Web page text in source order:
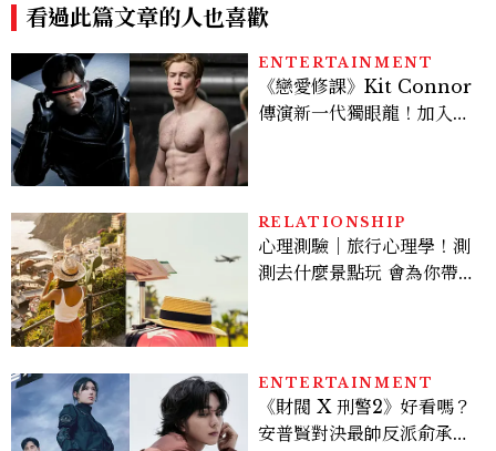
看過此篇文章的人也喜歡
ENTERTAINMENT
《戀愛修課》Kit Connor
傳演新一代獨眼龍！加入新
RELATIONSHIP
心理測驗｜旅行心理學！測
測去什麼景點玩 會為你帶來
ENTERTAINMENT
《財閥 X 刑警2》好看嗎？
安普賢對決最帥反派俞承